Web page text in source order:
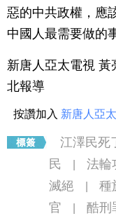
惡的中共政權，應
中國人最需要做的
新唐人亞太電視 黃
北報導
按讚加入 新唐人亞
江澤民死
民
法輪
滅絕
種
官
酷刑